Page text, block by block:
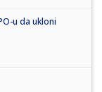
u da ukloni